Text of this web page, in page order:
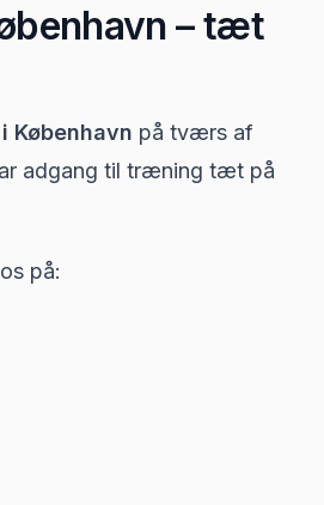
– tæt
København på tværs af
adgang til træning tæt på
på: